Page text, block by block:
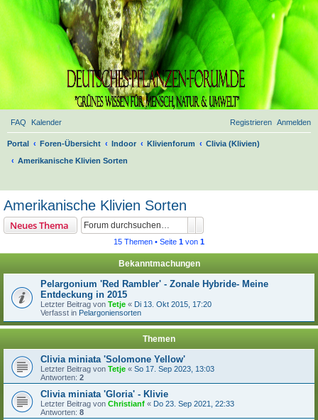
FAQ Kalender Anmelden
Registrieren
Portal Foren-Übersicht Indoor Klivienforum
Clivia (Klivien)
Amerikanische Klivien Sorten
Amerikanische Klivien Sorten
Neues Thema
15 Themen • Seite 1 von 1
Bekanntmachungen
Pelargonium 'Red Rambler' - Zonale Hybride- Meine
Entdeckung in 2015
Letzter Beitrag von Tetje « Di 13. Okt 2015, 17:20
Verfasst in Pelargoniensorten
Themen
Clivia miniata 'Solomone Yellow'
Letzter Beitrag von Tetje « So 17. Sep 2023, 13:03
Antworten: 2
Clivia miniata 'Gloria' - Klivie
Letzter Beitrag von Christianf « Do 23. Sep 2021, 22:33
Antworten: 8